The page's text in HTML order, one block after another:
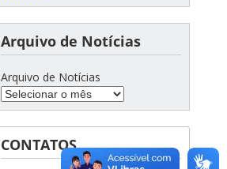
Arquivo de Notícias
Arquivo de Notícias
CONTATOS